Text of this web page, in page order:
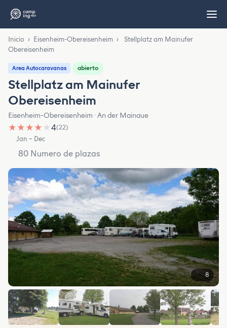
Inicio › Eisenheim-Obereisenheim ›
Stellplatz am Mainufer
Obereisenheim
Area Autocaravanas abierto
Stellplatz am Mainufer
Obereisenheim
Eisenheim-Obereisenheim · An der Mainaue
★ ★ ★ ★ ★4(22)
Jan – Dec
80 Numero de plazas
8